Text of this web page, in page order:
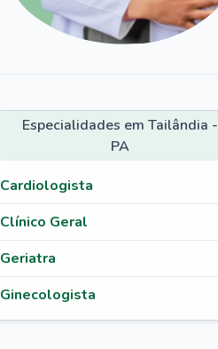
Especialidades em Tailândia -
PA
Cardiologista
Clínico Geral
Geriatra
Ginecologista